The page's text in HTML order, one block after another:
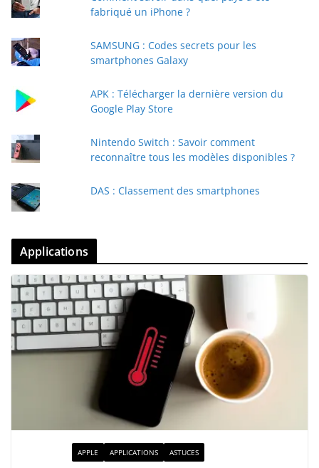
fabriqué un iPhone ?
SAMSUNG : Codes secrets pour les
smartphones Galaxy
APK : Télécharger la dernière version du
Google Play Store
Nintendo Switch : Savoir comment
reconnaître tous les modèles disponibles ?
DAS : Classement des smartphones
Applications
APPLE APPLICATIONS ASTUCES